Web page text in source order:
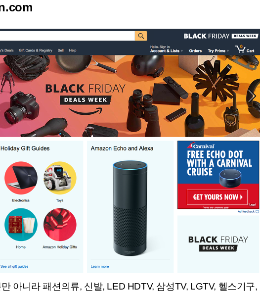
아니라 패션의류, 신발, LED HDTV, 삼성TV, LGTV, 헬스기구,